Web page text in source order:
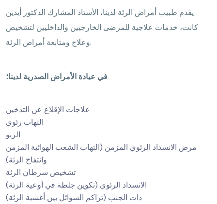
يقدم طبيب أمراض الرئة لدينا، الأستاذ المشارك الدكتور أيدين
كانت، خدمات علاجية للمرضى الخارجيين والداخليين لتشخيص
وعلاج ومتابعة أمراض الرئة.
في عيادة الأمراض الصدرية لدينا؛
علاجات الإقلاع عن التدخين
التهاب رئوي
الربو
مرض الانسداد الرئوي المزمن (التهاب الشعب الهوائية المزمن
وانتفاخ الرئة)
تشخيص سرطان الرئة
الانسداد الرئوي (تكوين جلطة في أوعية الرئة)
ذات الجنب (تراكم السوائل بين أغشية الرئة)